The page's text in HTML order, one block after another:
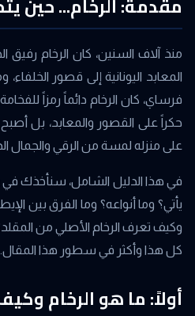
منذ آلاف السنين، كان الرخام
المعابد اليونانية إلى قصور
فرساي، كان الرخام دائماً رمزاً
حكراً على القصور والمعابد، بل
على منزله لمسة من الرقي والجمال
في هذا الدليل الشامل، سنأخذك في
يأتي؟ وما أنواعه؟ وما الفرق بين
وكيف تعرف الرخام الأصلي من
كل هذا وأكثر في سطور هذا المقال.
أولاً: ما هو الرخام